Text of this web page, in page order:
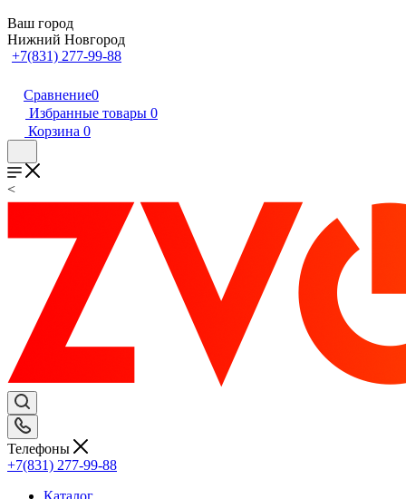
Ваш город
Нижний Новгород
+7(831) 277-99-88
Сравнение0
Избранные товары 0
Корзина 0
<
Телефоны
+7(831) 277-99-88
Каталог